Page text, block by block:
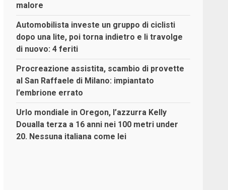
malore
Automobilista investe un gruppo di ciclisti
dopo una lite, poi torna indietro e li travolge
di nuovo: 4 feriti
Procreazione assistita, scambio di provette
al San Raffaele di Milano: impiantato
l’embrione errato
Urlo mondiale in Oregon, l’azzurra Kelly
Doualla terza a 16 anni nei 100 metri under
20. Nessuna italiana come lei